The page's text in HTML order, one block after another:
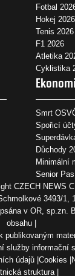
Fotbal
Hokej 2026
Tenis 2026
F1 2026
Atletika
Cyklistika
Smrt
Spořicí
Důchody
Minimální
Senior
CZECH NEWS
3493/1,
v OR, sp.zn.
obsahu
publikovaným
služby informační
údajů Cookies
struktura